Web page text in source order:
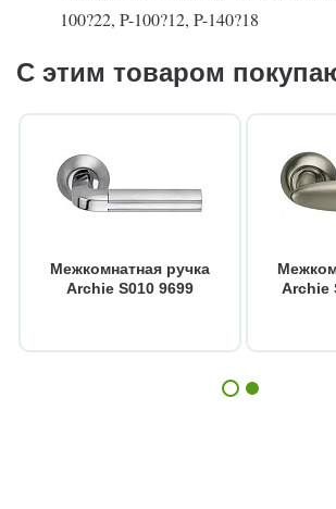
100?22, P-100?12, P-140?18
С этим товаром
Межкомнатная ручка
Archie S010 9699
Archie